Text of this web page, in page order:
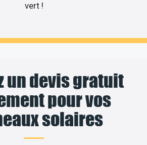
vert !
un devis gratuit
pour vos
solaires